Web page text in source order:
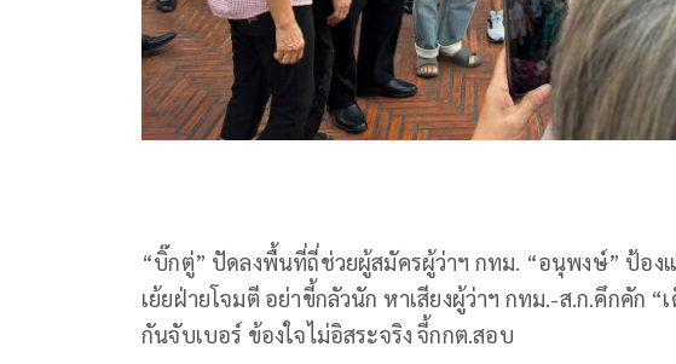
“บิ๊กตู่” ปัดลงพื้นที่ถี่ช่วยผู้สมัครผู้ว่าฯ กทม. “อนุพงษ์” ป้อ
เย้ยฝ่ายโจมตี อย่าขี้กลัวนัก หาเสียงผู้ว่าฯ กทม.-ส.ก.คึกคัก
กันจับเบอร์ ข้องใจไม่อิสระจริง จี้กกต.สอบ